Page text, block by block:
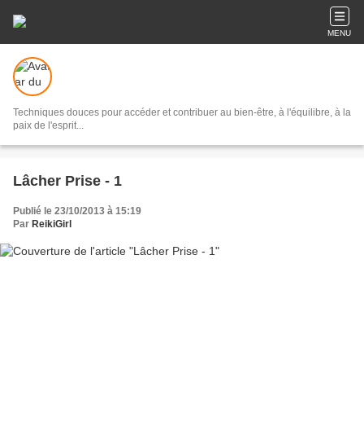
MENU
Techniques douces pour accéder et contribuer au bien-être, à l'équilibre, à la
paix de l'esprit...
Lâcher Prise - 1
Publié le 23/10/2013 à 15:19
Par ReikiGirl